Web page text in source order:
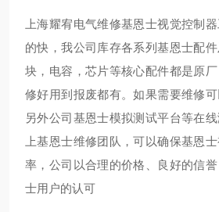
上海耀宥电气维修基恩士视觉控制
的快，我公司库存各系列基恩士配
块，电容，芯片等核心配件都是原
修好用到报废都有。如果需要维修可
另外公司基恩士模拟测试平台等在
上基恩士维修团队，可以确保基恩
率，公司以合理的价格、良好的信
士用户的认可